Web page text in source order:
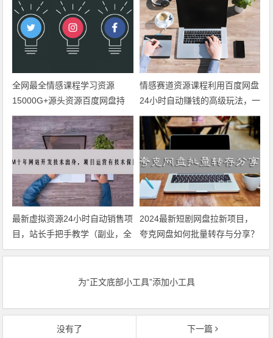
全网最全情感课程学习资源
15000G+源头资源百度网盘持
续更新
情感赛道资源课程利用百度网盘
24小时自动赚钱的高级玩法，一
步步教你如何操作，小白可轻松
日入300+
最新虚拟资源24小时自动销售项
目，站长手把手教学（副业，全
职均可）
2024最新短剧网盘拉新项目，
夸克网盘如何批量转存与分享？
（批量转存分享软件+万部短剧
为“正文底部小工具”添加小工具
没有了
下一篇